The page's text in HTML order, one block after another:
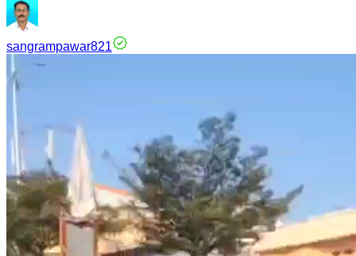
sangrampawar821